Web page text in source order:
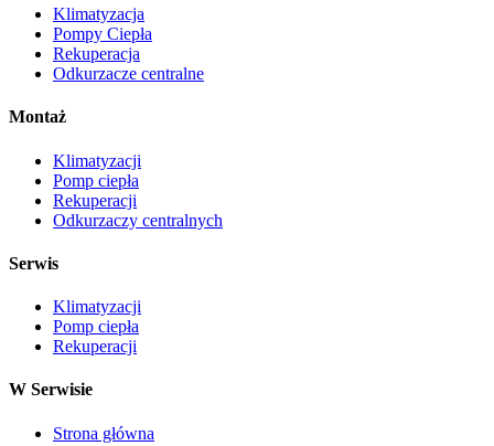
Klimatyzacja
Pompy Ciepła
Rekuperacja
Odkurzacze centralne
Montaż
Klimatyzacji
Pomp ciepła
Rekuperacji
Odkurzaczy centralnych
Serwis
Klimatyzacji
Pomp ciepła
Rekuperacji
W Serwisie
Strona główna